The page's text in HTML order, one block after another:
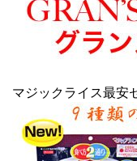
マジックライス最安